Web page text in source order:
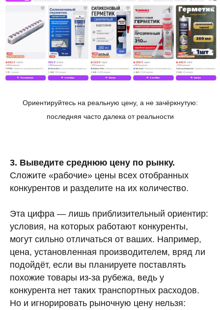
Ориентируйтесь на реальную цену, а не зачёркнутую:
последняя часто далека от реальности
3. Выведите среднюю цену по рынку.
Сложите «рабочие» цены всех отобранных
конкурентов и разделите на их количество.
Эта цифра — лишь приблизительный ориентир:
условия, на которых работают конкуренты,
могут сильно отличаться от ваших. Например,
цена, установленная производителем, вряд ли
подойдёт, если вы планируете поставлять
похожие товары из-за рубежа, ведь у
конкурента нет таких транспортных расходов.
Но и игнорировать рыночную цену нельзя: